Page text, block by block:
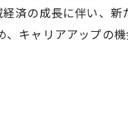
済の成長に伴い、
キャリアアップの